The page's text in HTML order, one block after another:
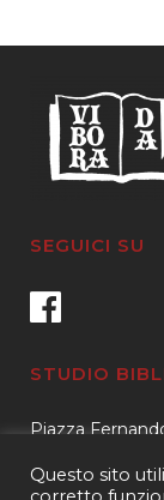
SEGUICI SU
STUDIO
Piazza
Tel.
Questo sito